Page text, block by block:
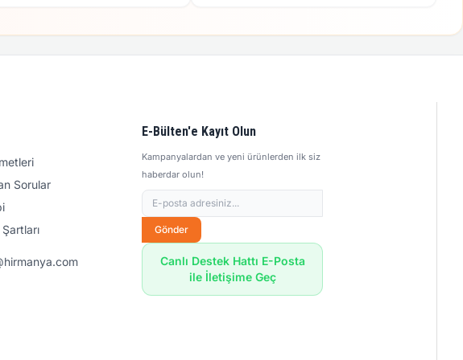
Sorular
E-Bülten'e Kayıt Olun
Kampanyalardan ve yeni ürünlerden ilk siz
haberdar olun!
Gönder
Canlı Destek Hattı E-Posta
ile İletişime Geç